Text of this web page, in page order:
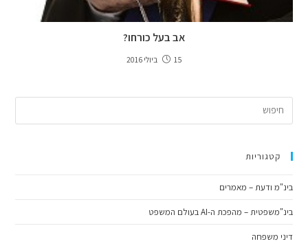
אב בעל כורחו?
15 ביולי 2016
קטגוריות
בינ"מ ודעת – מאמרים
בינ"משפטית – מהפכת ה-AI בעולם המשפט
דיני משפחה